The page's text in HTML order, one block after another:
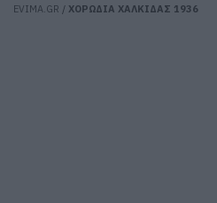
EVIMA.GR / ΧΟΡΩΔΙΑ ΧΑΛΚΙΔΑΣ 1936